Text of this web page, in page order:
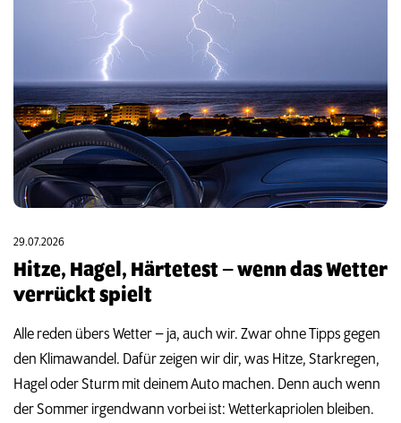
TERMIN ANFRAGEN
29.07.2026
Hitze, Hagel, Härtetest – wenn das Wetter
verrückt spielt
Alle reden übers Wetter – ja, auch wir. Zwar ohne Tipps gegen
den Klimawandel. Dafür zeigen wir dir, was Hitze, Starkregen,
Hagel oder Sturm mit deinem Auto machen. Denn auch wenn
der Sommer irgendwann vorbei ist: Wetterkapriolen bleiben.